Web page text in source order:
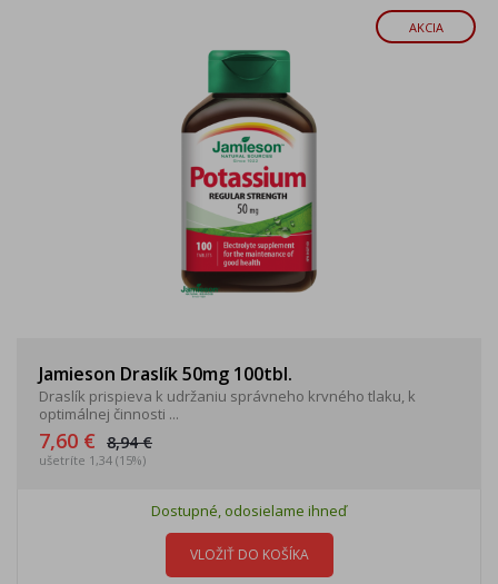
AKCIA
Jamieson Draslík 50mg 100tbl.
Draslík prispieva k udržaniu správneho krvného tlaku, k
optimálnej činnosti ...
7,60 € 8,94 €
ušetríte 1,34 (15%)
Dostupné, odosielame ihneď
VLOŽIŤ DO KOŠÍKA